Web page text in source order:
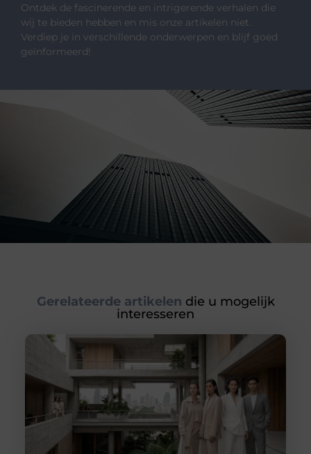
Ontdek de fascinerende en intrigerende verhalen die
wij te bieden hebben en mis onze artikelen niet.
Verdiep je in verschillende onderwerpen en blijf goed
geïnformeerd!
Gerelateerde artikelen die u mogelijk
interesseren